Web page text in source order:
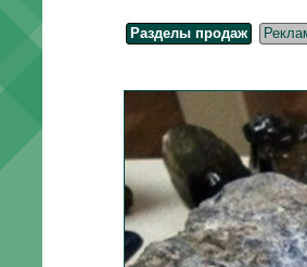
Разделы продаж